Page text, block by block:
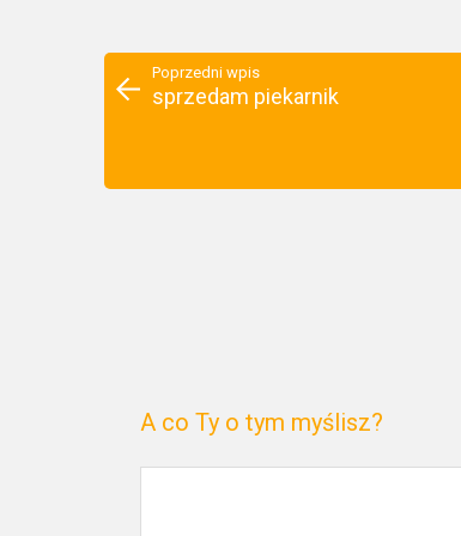
Poprzedni wpis
sprzedam piekarnik
A co Ty o tym myślisz?